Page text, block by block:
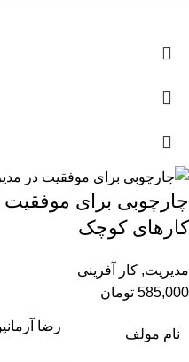
چارچوبی برای
کارهای کوچک
مدیریت, کار آفرینی
585,000 تومان
نام مولف
رضا